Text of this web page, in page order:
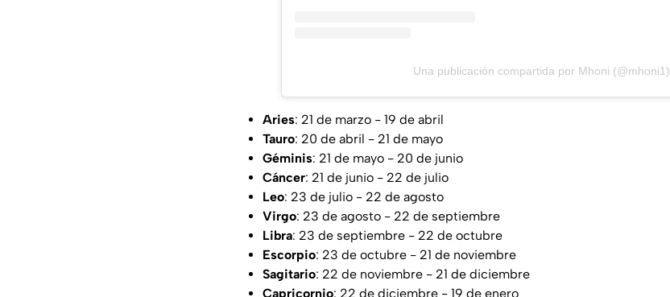
Una publicación compartida por Mhoni (@mhoni1)
Aries: 21 de marzo - 19 de abril
Tauro: 20 de abril - 21 de mayo
Géminis: 21 de mayo - 20 de junio
Cáncer: 21 de junio - 22 de julio
Leo: 23 de julio - 22 de agosto
Virgo: 23 de agosto - 22 de septiembre
Libra: 23 de septiembre - 22 de octubre
Escorpio: 23 de octubre - 21 de noviembre
Sagitario: 22 de noviembre - 21 de diciembre
Capricornio: 22 de diciembre - 19 de enero